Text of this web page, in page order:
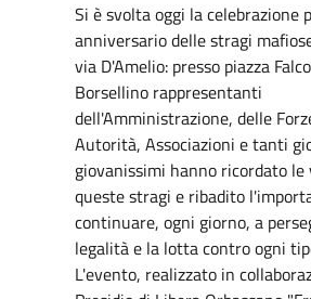
Si è svolta oggi la celebrazione
anniversario delle stragi
via D'Amelio: presso piazza
Borsellino rappresentanti
dell'Amministrazione, delle
Autorità, Associazioni e tanti
giovanissimi hanno ricordato
queste stragi e ribadito
continuare, ogni giorno, a
legalità e la lotta contro ogni
L'evento, realizzato in